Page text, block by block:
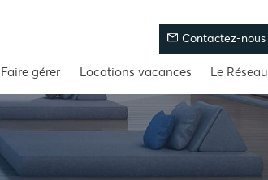
Faire gérer Locations vacances Le Réseau
Contactez-nous